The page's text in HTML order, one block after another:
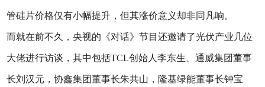
管硅片价格仅有小幅提升，但其涨价意义却非同凡响。
而就在前不久，央视的《对话》节目还邀请了光伏产业几位
大佬进行访谈，其中包括TCL创始人李东生、通威集团董事
长刘汉元，协鑫集团董事长朱共山，隆基绿能董事长钟宝